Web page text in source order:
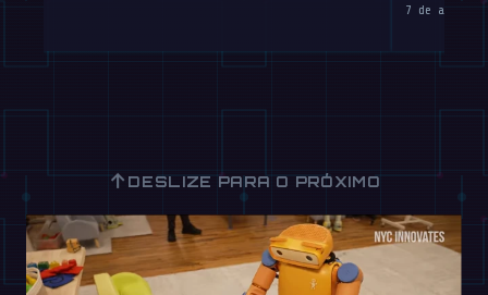
7 de agosto
↑ DESLIZE PARA O PRÓXIMO